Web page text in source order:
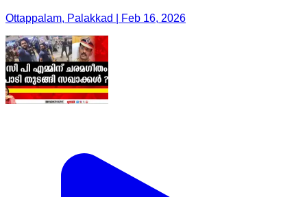
Ottappalam, Palakkad | Feb 16, 2026